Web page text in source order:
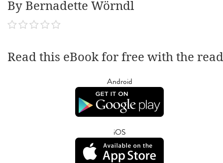
By Bernadette Wörndl
Read this eBook for free with the
Android
iOS